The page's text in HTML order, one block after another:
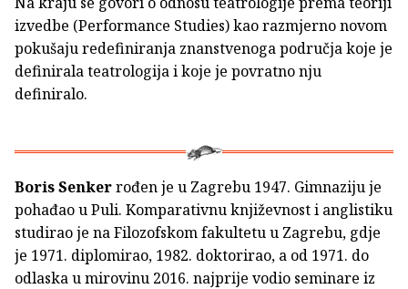
izvedbe (Performance Studies) kao razmjerno novom
pokušaju redefiniranja znanstvenoga područja koje je
definirala teatrologija i koje je povratno nju
definiralo.
Boris Senkerrođen je u Zagrebu 1947. Gimnaziju je
pohađao u Puli. Komparativnu književnost i anglistiku
studirao je na Filozofskom fakultetu u Zagrebu, gdje
je 1971. diplomirao, 1982. doktorirao, a od 1971. do
odlaska u mirovinu 2016. najprije vodio seminare iz